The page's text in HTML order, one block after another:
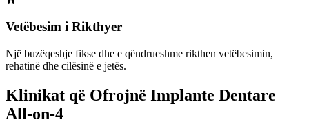
Vetëbesim i Rikthyer
Një buzëqeshje fikse dhe e qëndrueshme rikthen vetëbesimin,
rehatinë dhe cilësinë e jetës.
Klinikat që Ofrojnë Implante Dentare
All-on-4